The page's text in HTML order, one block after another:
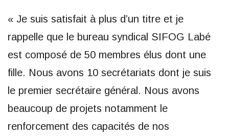
« Je suis satisfait à plus d’un titre et je
rappelle que le bureau syndical SIFOG Labé
est composé de 50 membres élus dont une
fille. Nous avons 10 secrétariats dont je suis
le premier secrétaire général. Nous avons
beaucoup de projets notamment le
renforcement des capacités de nos